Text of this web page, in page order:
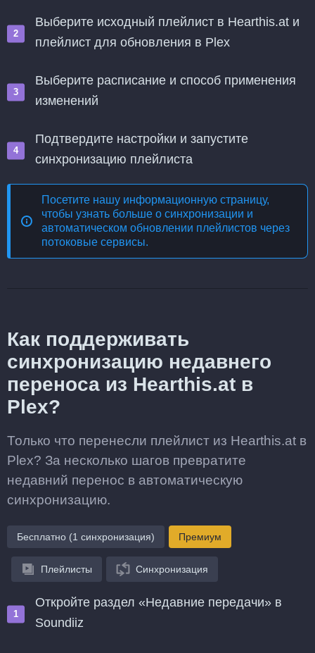
Выберите исходный плейлист в Hearthis.at и
плейлист для обновления в Plex
Выберите расписание и способ применения
изменений
Подтвердите настройки и запустите
синхронизацию плейлиста
Посетите нашу информационную страницу,
чтобы узнать больше о синхронизации и
автоматическом обновлении плейлистов через
потоковые сервисы.
Как поддерживать
синхронизацию недавнего
переноса из Hearthis.at в
Plex?
Только что перенесли плейлист из Hearthis.at в
Plex? За несколько шагов превратите
недавний перенос в автоматическую
синхронизацию.
Бесплатно (1 синхронизация) Премиум
Плейлисты Синхронизация
Откройте раздел «Недавние передачи» в
Soundiiz